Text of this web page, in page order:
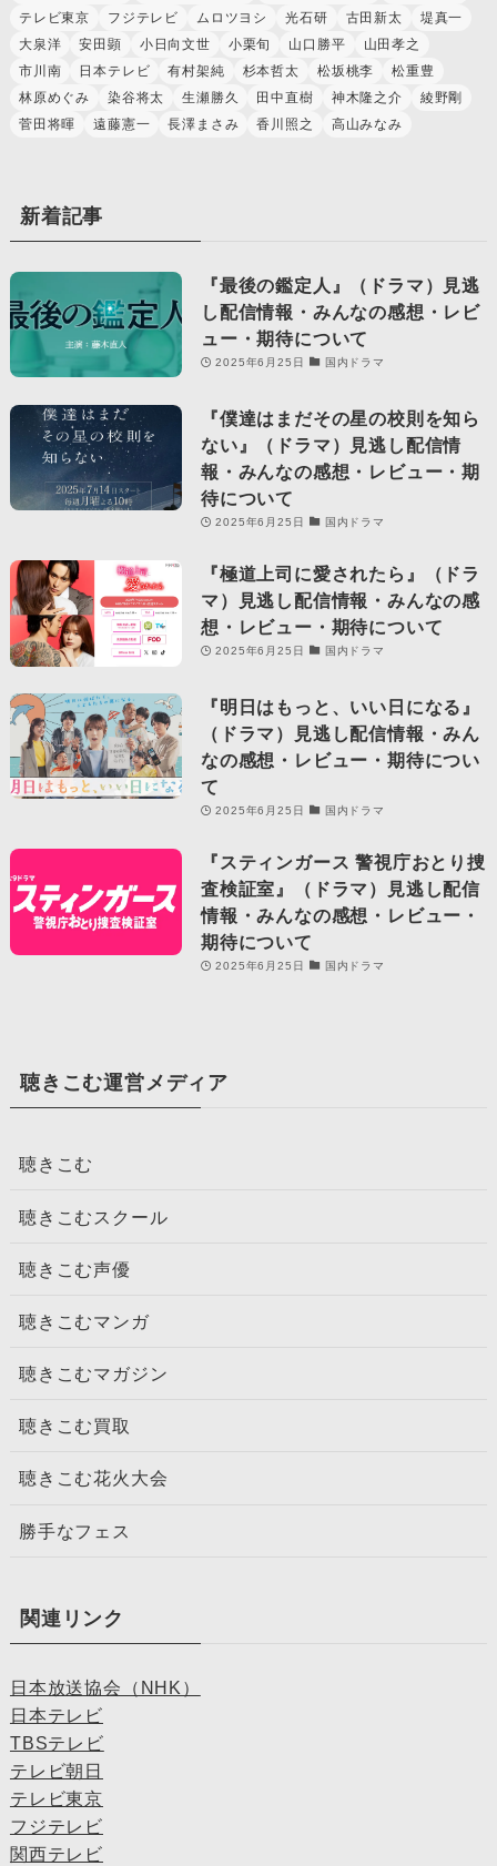
テレビ東京
フジテレビ ムロツヨシ 光石研 古田新太
堤真一
大泉洋
安田顕 小日向文世 小栗旬 山口勝平
山田孝之
市川南
日本テレビ 有村架純 杉本哲太 松坂桃李
松重豊
林原めぐみ
染谷将太 生瀬勝久 田中直樹 神木隆之介
綾野剛
菅田将暉
遠藤憲一 長澤まさみ 香川照之 高山みなみ
新着記事
『最後の鑑定人』（ドラマ）見逃
し配信情報・みんなの感想・レビ
ュー・期待について
2025年6月25日 国内ドラマ
『僕達はまだその星の校則を知ら
ない』（ドラマ）見逃し配信情
報・みんなの感想・レビュー・期
待について
2025年6月25日 国内ドラマ
『極道上司に愛されたら』（ドラ
マ）見逃し配信情報・みんなの感
想・レビュー・期待について
2025年6月25日 国内ドラマ
『明日はもっと、いい日になる』
（ドラマ）見逃し配信情報・みん
なの感想・レビュー・期待につい
て
2025年6月25日 国内ドラマ
『スティンガース 警視庁おとり捜
査検証室』（ドラマ）見逃し配信
情報・みんなの感想・レビュー・
期待について
2025年6月25日 国内ドラマ
聴きこむ運営メディア
聴きこむ
聴きこむスクール
聴きこむ声優
聴きこむマンガ
聴きこむマガジン
聴きこむ買取
聴きこむ花火大会
勝手なフェス
関連リンク
日本放送協会（NHK）
日本テレビ
TBSテレビ
テレビ朝日
テレビ東京
フジテレビ
関西テレビ